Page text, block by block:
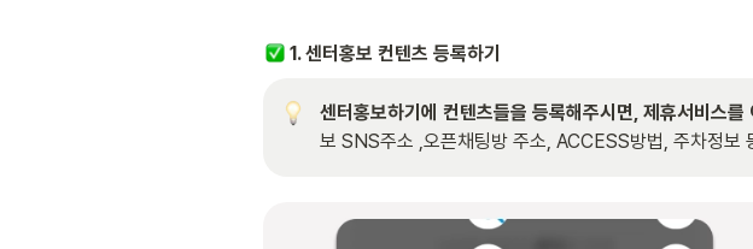
1. 센터홍보 컨텐츠 등록하기
센터홍보하기에 컨텐츠들을 등록해주시면, 제휴서비스
보 SNS주소 ,오픈채팅방 주소, ACCESS방법, 주차정보